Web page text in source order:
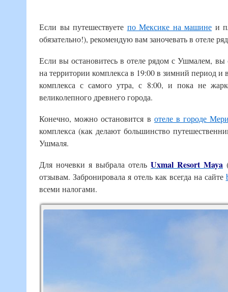
Если вы путешествуете по Мексике на машине и
обязательно!), рекомендую вам заночевать в отеле
Если вы остановитесь в отеле рядом с Ушмалем, вы
на территории комплекса в 19:00 в зимний период и
комплекса с самого утра, с 8:00, и пока не
великолепного древнего города.
Конечно, можно остановится в отеле в городе
комплекса (как делают большинство
Ушмаля.
Для ночевки я выбрала отель Uxmal Resort Maya
отзывам. Забронировала я отель как всегда на сайте
всеми налогами.